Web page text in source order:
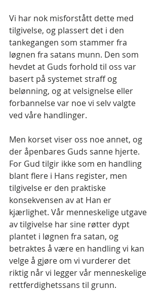
Vi har nok misforstått dette med
tilgivelse, og plassert det i den
tankegangen som stammer fra
løgnen fra satans munn. Den som
hevdet at Guds forhold til oss var
basert på systemet straff og
belønning, og at velsignelse eller
forbannelse var noe vi selv valgte
ved våre handlinger.
Men korset viser oss noe annet, og
der åpenbares Guds sanne hjerte.
For Gud tilgir ikke som en handling
blant flere i Hans register, men
tilgivelse er den praktiske
konsekvensen av at Han er
kjærlighet. Vår menneskelige utgave
av tilgivelse har sine røtter dypt
plantet i løgnen fra satan, og
betraktes å være en handling vi kan
velge å gjøre om vi vurderer det
riktig når vi legger vår menneskelige
rettferdighetssans til grunn.